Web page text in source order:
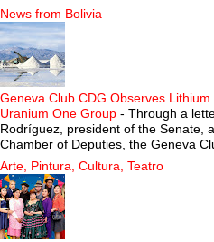
News from Bolivia
Geneva Club CDG Observes
Uranium One Group - Through a
Rodríguez, president of the Senate,
Chamber of Deputies, the Geneva
Arte, Pintura, Cultura, Teatro